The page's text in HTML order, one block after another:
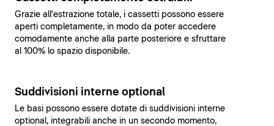
Grazie all'estrazione totale, i cassetti possono essere
aperti completamente, in modo da poter accedere
comodamente anche alla parte posteriore e sfruttare
al 100% lo spazio disponibile.
Suddivisioni interne optional
Le basi possono essere dotate di suddivisioni interne
optional, integrabili anche in un secondo momento,